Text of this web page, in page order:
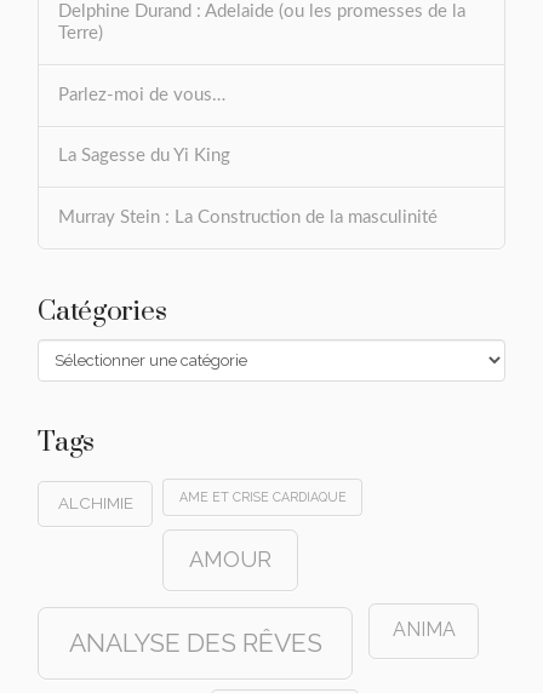
Delphine Durand : Adelaide (ou les promesses de la
Terre)
Parlez-moi de vous…
La Sagesse du Yi King
Murray Stein : La Construction de la masculinité
Catégories
Catégories
Tags
ALCHIMIE AME ET CRISE CARDIAQUE
AMOUR
ANALYSE DES RÊVES ANIMA